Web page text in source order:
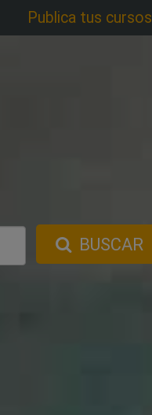
Publica tus cursos
BUSCAR